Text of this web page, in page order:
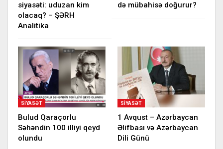
siyasəti: uduzan kim
olacaq? – ŞƏRH
Analitika
də mübahisə doğurur?
SIYASƏT
Bulud Qaraçorlu
Səhəndin 100 illiyi qeyd
olundu
SIYASƏT
1 Avqust – Azərbaycan
Əlifbası və Azərbaycan
Dili Günü